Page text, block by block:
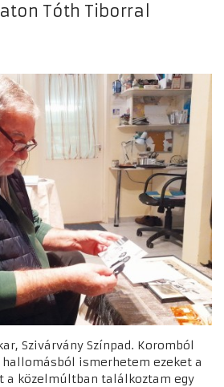
Tóth Tiborral
Szivárvány Színpad. Koromból
hallomásból ismerhetem ezeket a
a közelmúltban találkoztam egy